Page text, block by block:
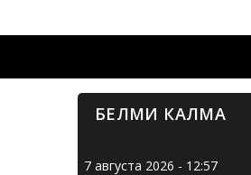
БЕЛМИ КАЛМА
7 августа 2026 - 12:57